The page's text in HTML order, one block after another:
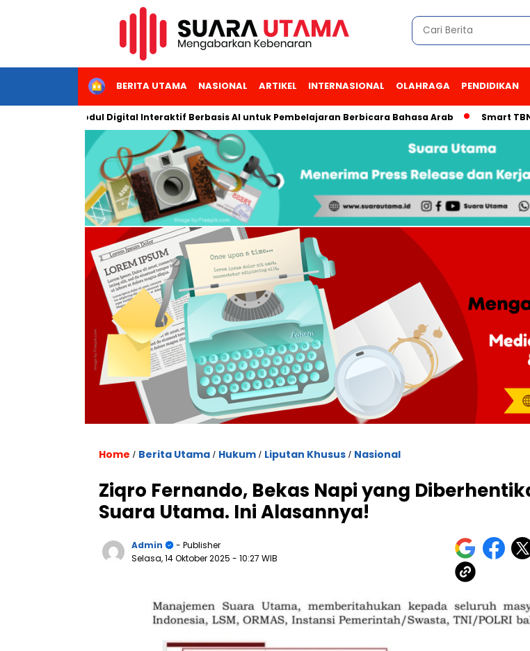
HOMEBERITA UTAMA NASIONAL ARTIKEL INTERNASIONAL OLAHRAGA PENDIDIKAN
Modul Digital Interaktif Berbasis AI untuk Pembelajaran Berbicara Bahasa Arab Smart TBN
Home / Berita Utama / Hukum / Liputan Khusus / Nasional
Ziqro Fernando, Bekas Napi yang
Suara Utama. Ini Alasannya!
Admin
- Publisher
Selasa, 14 Oktober 2025 - 10:27 WIB